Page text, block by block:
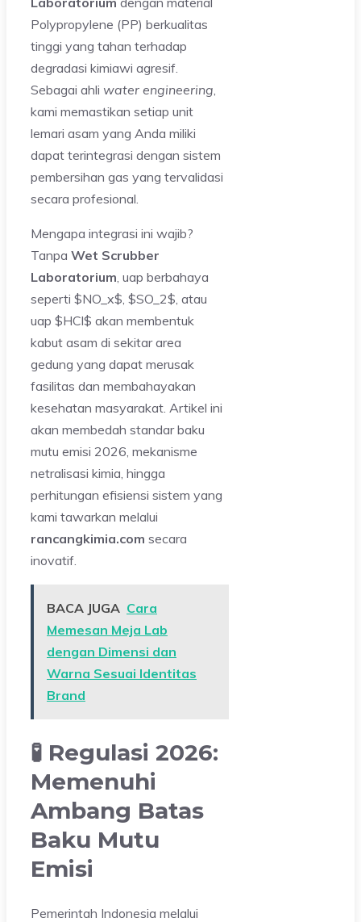
Polypropylene (PP) berkualitas
tinggi yang tahan terhadap
degradasi kimiawi agresif.
Sebagai ahli water engineering,
kami memastikan setiap unit
lemari asam yang Anda miliki
dapat terintegrasi dengan sistem
pembersihan gas yang tervalidasi
secara profesional.
Mengapa integrasi ini wajib?
Tanpa Wet Scrubber
Laboratorium, uap berbahaya
seperti $NO_x$, $SO_2$, atau
uap $HCl$ akan membentuk
kabut asam di sekitar area
gedung yang dapat merusak
fasilitas dan membahayakan
kesehatan masyarakat. Artikel ini
akan membedah standar baku
mutu emisi 2026, mekanisme
netralisasi kimia, hingga
perhitungan efisiensi sistem yang
kami tawarkan melalui
rancangkimia.com secara
inovatif.
BACA JUGA Cara
Memesan Meja Lab
dengan Dimensi dan
Warna Sesuai Identitas
Brand
🧪 Regulasi 2026:
Memenuhi
Ambang Batas
Baku Mutu
Emisi
Pemerintah Indonesia melalui